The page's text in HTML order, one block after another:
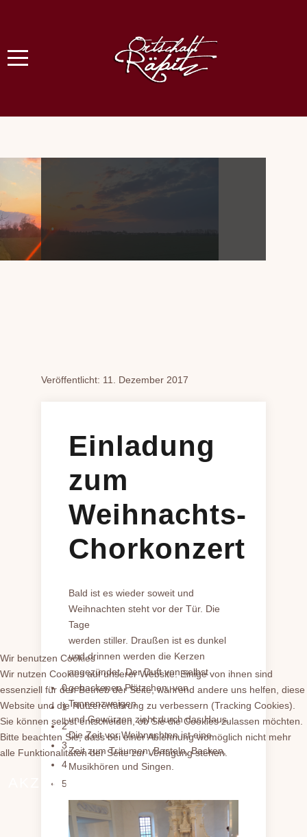
0
1
2
3
4
5
Veröffentlicht: 11. Dezember 2017
Einladung
zum
Weihnachts-
Chorkonzert
Bald ist es wieder soweit und
Weihnachten steht vor der Tür. Die
Tage
werden stiller. Draußen ist es dunkel
und drinnen werden die Kerzen
angezündet. Der Duft von selbst
gebackenen Plätzchen, von
Tannenzweigen
und Gewürzen zieht durch das Haus.
Die Zeit vor Weihnachten ist eine
Zeit zum Träumen, Basteln, Backen,
Musikhören und Singen.
Wir benutzen Cookies
Wir nutzen Cookies auf unserer Website. Einige von ihnen sind
essenziell für den Betrieb der Seite, während andere uns helfen, diese
Website und die Nutzererfahrung zu verbessern (Tracking Cookies).
Sie können selbst entscheiden, ob Sie die Cookies zulassen möchten.
Bitte beachten Sie, dass bei einer Ablehnung womöglich nicht mehr
alle Funktionalitäten der Seite zur Verfügung stehen.
AKZEPTIEREN